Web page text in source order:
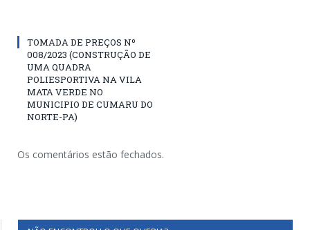
TOMADA DE PREÇOS Nº
008/2023 (CONSTRUÇÃO DE
UMA QUADRA
POLIESPORTIVA NA VILA
MATA VERDE NO
MUNICIPIO DE CUMARU DO
NORTE-PA)
Os comentários estão fechados.